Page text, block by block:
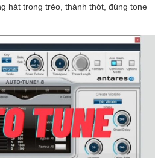
hát trong trẻo, thánh thót, đúng tone